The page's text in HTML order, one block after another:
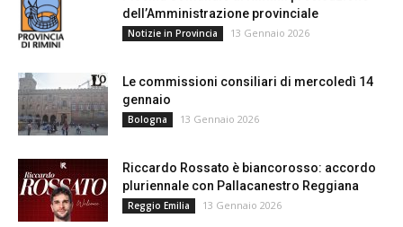
dell’Amministrazione provinciale
Notizie in Provincia 13 Gennaio 2026
Le commissioni consiliari di mercoledì 14
gennaio
Bologna 13 Gennaio 2026
Riccardo Rossato è biancorosso: accordo
pluriennale con Pallacanestro Reggiana
Reggio Emilia 13 Gennaio 2026